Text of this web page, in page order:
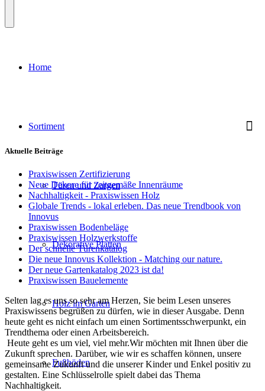
Home
Sortiment
Türen und Zargen
Dekorative Platten
Holz im Garten
Fußböden
Aktuelle Beiträge
Praxiswissen Zertifizierung
Neue Dekore für zeitgemäße Innenräume
Nachhaltigkeit - Praxiswissen Holz
Globale Trends - lokal erleben. Das neue Trendbook von
Innovus
Praxiswissen Bodenbeläge
Praxiswissen Holzwerkstoffe
Der schnelle Türenkatalog
Die neue Innovus Kollektion - Matching our nature.
Der neue Gartenkatalog 2023 ist da!
Praxiswissen Bauelemente
Selten lag es uns so sehr am Herzen, Sie beim Lesen unseres
Praxiswissens begrüßen zu dürfen, wie in dieser Ausgabe. Denn
heute geht es nicht einfach um einen Sortimentsschwerpunkt, ein
Trendthema oder einen Arbeitsbereich.
Heute geht es um viel, viel mehr.Wir möchten mit Ihnen über die
Zukunft sprechen. Darüber, wie wir es schaffen können, unsere
gemeinsame Zukunft und die unserer Kinder und Enkel positiv zu
gestalten. Eine Schlüsselrolle spielt dabei das Thema
Nachhaltigkeit.